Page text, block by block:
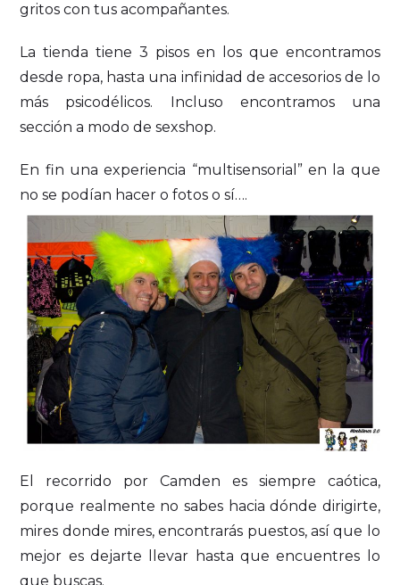
gritos con tus acompañantes.
La tienda tiene 3 pisos en los que encontramos
desde ropa, hasta una infinidad de accesorios de lo
más psicodélicos. Incluso encontramos una
sección a modo de sexshop.
En fin una experiencia “multisensorial” en la que
no se podían hacer o fotos o sí….
El recorrido por Camden es siempre caótica,
porque realmente no sabes hacia dónde dirigirte,
mires donde mires, encontrarás puestos, así que lo
mejor es dejarte llevar hasta que encuentres lo
que buscas.